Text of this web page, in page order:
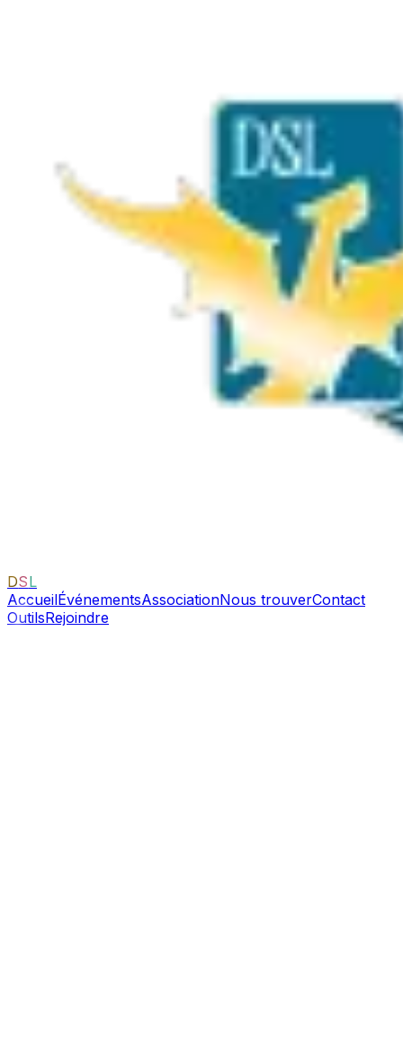
DSL
AccueilÉvénementsAssociationNous trouverContact
OutilsRejoindre